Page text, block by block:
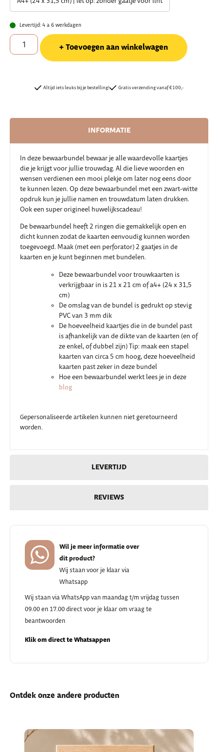
Levertijd: 4 a 6 werkdagen
Toevoegen aan winkelwagen
Altijd iets leuks bij je bestelling! Gratis verzending vanaf €100,-
INFORMATIE
LEVERTIJD
REVIEWS
In deze bewaarbundel bewaar je alle waardevolle kaartjes
die je krijgt voor jullie trouwdag. Al die lieve woorden en
wensen verdienen een mooi plekje om later nog eens door
te kunnen lezen. Op deze bewaarbundel met een zwart-witte
opdruk kun je jullie namen en trouwdatum laten drukken.
Ook een super origineel huwelijkscadeau!
De bewaarbundel heeft 2 ringen die gemakkelijk open en
dicht kunnen zodat de kaarten eenvoudig kunnen worden
toegevoegd. Maak (met een perforator) 2 gaatjes in de
kaarten en je kunt beginnen met bundelen.
Deze bewaarbundel voor trouwkaarten is
verkrijgbaar in is 21 x 21 cm of a4+ (24 x 31,5
cm)
De omslag van de bundel is gedrukt op stevig
PVC van 3 mm dik
De hoeveelheid kaartjes die in de bundel past
is afhankelijk van de dikte van de kaarten (en of
ze enkel, of dubbel zijn) Tip: maak een stapel
kaarten van circa 5 cm hoog, deze hoeveelheid
kaarten past zeker in deze bundel
Hoe een bewaarbundel werkt lees je in deze
blog
Gepersonaliseerde artikelen kunnen niet geretourneerd
worden.
Wil je meer informatie over
dit product?
Wij staan voor je klaar via
Whatsapp
Wij staan via WhatsApp van maandag t/m vrijdag tussen
09.00 en 17.00 direct voor je klaar om vraag te
beantwoorden
Klik om direct te Whatsappen
Ontdek onze andere producten